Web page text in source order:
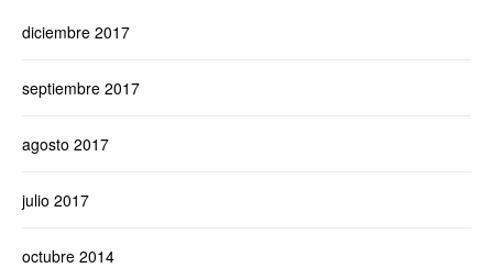
diciembre 2017
septiembre 2017
agosto 2017
julio 2017
octubre 2014